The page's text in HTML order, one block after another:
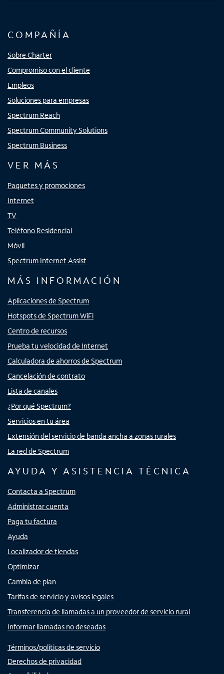
COMPAÑÍA
Sobre Charter
Compromiso con el cliente
Empleos
Soluciones para empresas
Spectrum Reach
Spectrum Community Solutions
Spectrum Business
VER MÁS
Paquetes y promociones
Internet
TV
Teléfono Residencial
Móvil
Spectrum Internet Assist
MÁS INFORMACIÓN
Aplicaciones de Spectrum
Hotspots de Spectrum WiFi
Centro de recursos
Prueba tu velocidad de Internet
Calculadora de ahorros de Spectrum
Cancelación de contrato
Lista de canales
¿Por qué Spectrum?
Servicios en tu área
Extensión del servicio de banda ancha a zonas rurales
La red de Spectrum
AYUDA Y ASISTENCIA TÉCNICA
Contacta a Spectrum
Administrar cuenta
Paga tu factura
Ayuda
Localizador de tiendas
Optimizar
Cambia de plan
Tarifas de servicio y avisos legales
Transferencia de llamadas a un proveedor de servicio rural
Informar llamadas no deseadas
Términos/políticas de servicio
Derechos de privacidad